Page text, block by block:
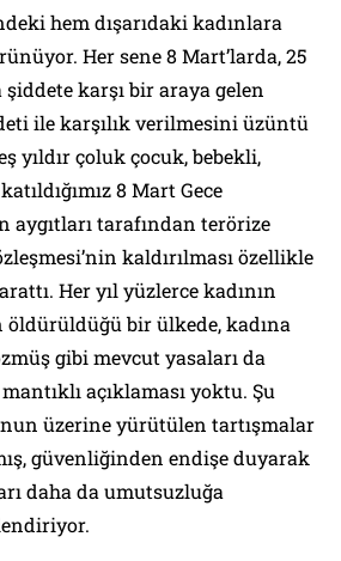
hem dışarıdaki kadınlara
Her sene 8 Mart’larda, 25
şiddete karşı bir araya gelen
ile karşılık verilmesini üzüntü
yıldır çoluk çocuk, bebekli,
8 Mart Gece
aygıtları tarafından terörize
kaldırılması özellikle
Her yıl yüzlerce kadının
bir ülkede, kadına
gibi mevcut yasaları da
açıklaması yoktu. Şu
üzerine yürütülen tartışmalar
güvenliğinden endişe duyarak
daha da umutsuzluğa